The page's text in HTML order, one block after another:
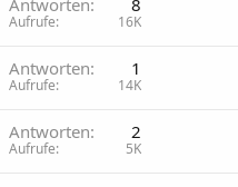
Antworten 8
Aufrufe 16K
Antworten 1
Aufrufe 14K
Antworten 2
Aufrufe 5K